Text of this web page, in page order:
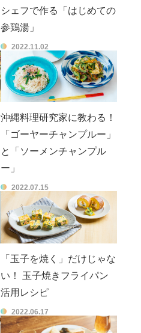
シェフで作る「はじめての
参鶏湯」
2022.11.02
沖縄料理研究家に教わる！
「ゴーヤーチャンプルー」
と「ソーメンチャンプル
ー」
2022.07.15
「玉子を焼く」だけじゃな
い！ 玉子焼きフライパン
活用レシピ
2022.06.17